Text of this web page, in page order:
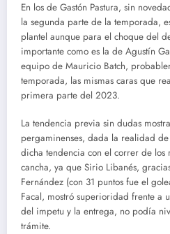
En los de Gastón Pastura, sin
la segunda parte de la temporada,
plantel aunque para el choque del
importante como es la de Agustín
equipo de Mauricio Batch,
temporada, las mismas caras que
primera parte del 2023.
La tendencia previa sin dudas
pergaminenses, dada la realidad
dicha tendencia con el correr de los
cancha, ya que Sirio Libanés,
Fernández (con 31 puntos fue el
Facal, mostró superioridad frente a
del impetu y la entrega, no podía
trámite.